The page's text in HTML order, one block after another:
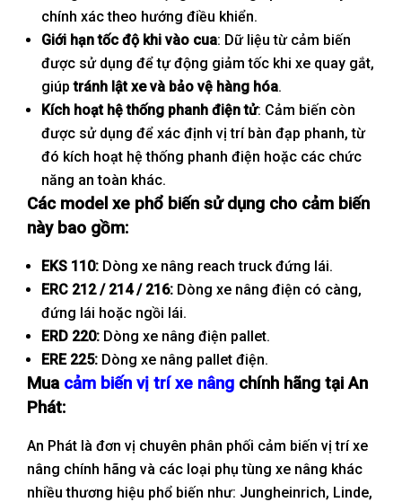
chính xác theo hướng điều khiển.
Giới hạn tốc độ khi vào cua: Dữ liệu từ cảm biến
được sử dụng để tự động giảm tốc khi xe quay gắt,
giúptránh lật xe và bảo vệ hàng hóa.
Kích hoạt hệ thống phanh điện tử: Cảm biến còn
được sử dụng để xác định vị trí bàn đạp phanh, từ
đó kích hoạt hệ thống phanh điện hoặc các chức
năng an toàn khác.
Các model xe phổ biến sử dụng cho cảm biến
này bao gồm:
EKS 110: Dòng xe nâng reach truck đứng lái.
ERC 212 / 214 / 216: Dòng xe nâng điện có càng,
đứng lái hoặc ngồi lái.
ERD 220: Dòng xe nâng điện pallet.
ERE 225: Dòng xe nâng pallet điện.
Mua cảm biến vị trí xe nâng chính hãng tại An
Phát:
An Phát là đơn vị chuyên phân phối cảm biến vị trí xe
nâng chính hãng và các loại phụ tùng xe nâng khác
nhiều thương hiệu phổ biến như: Jungheinrich, Linde,